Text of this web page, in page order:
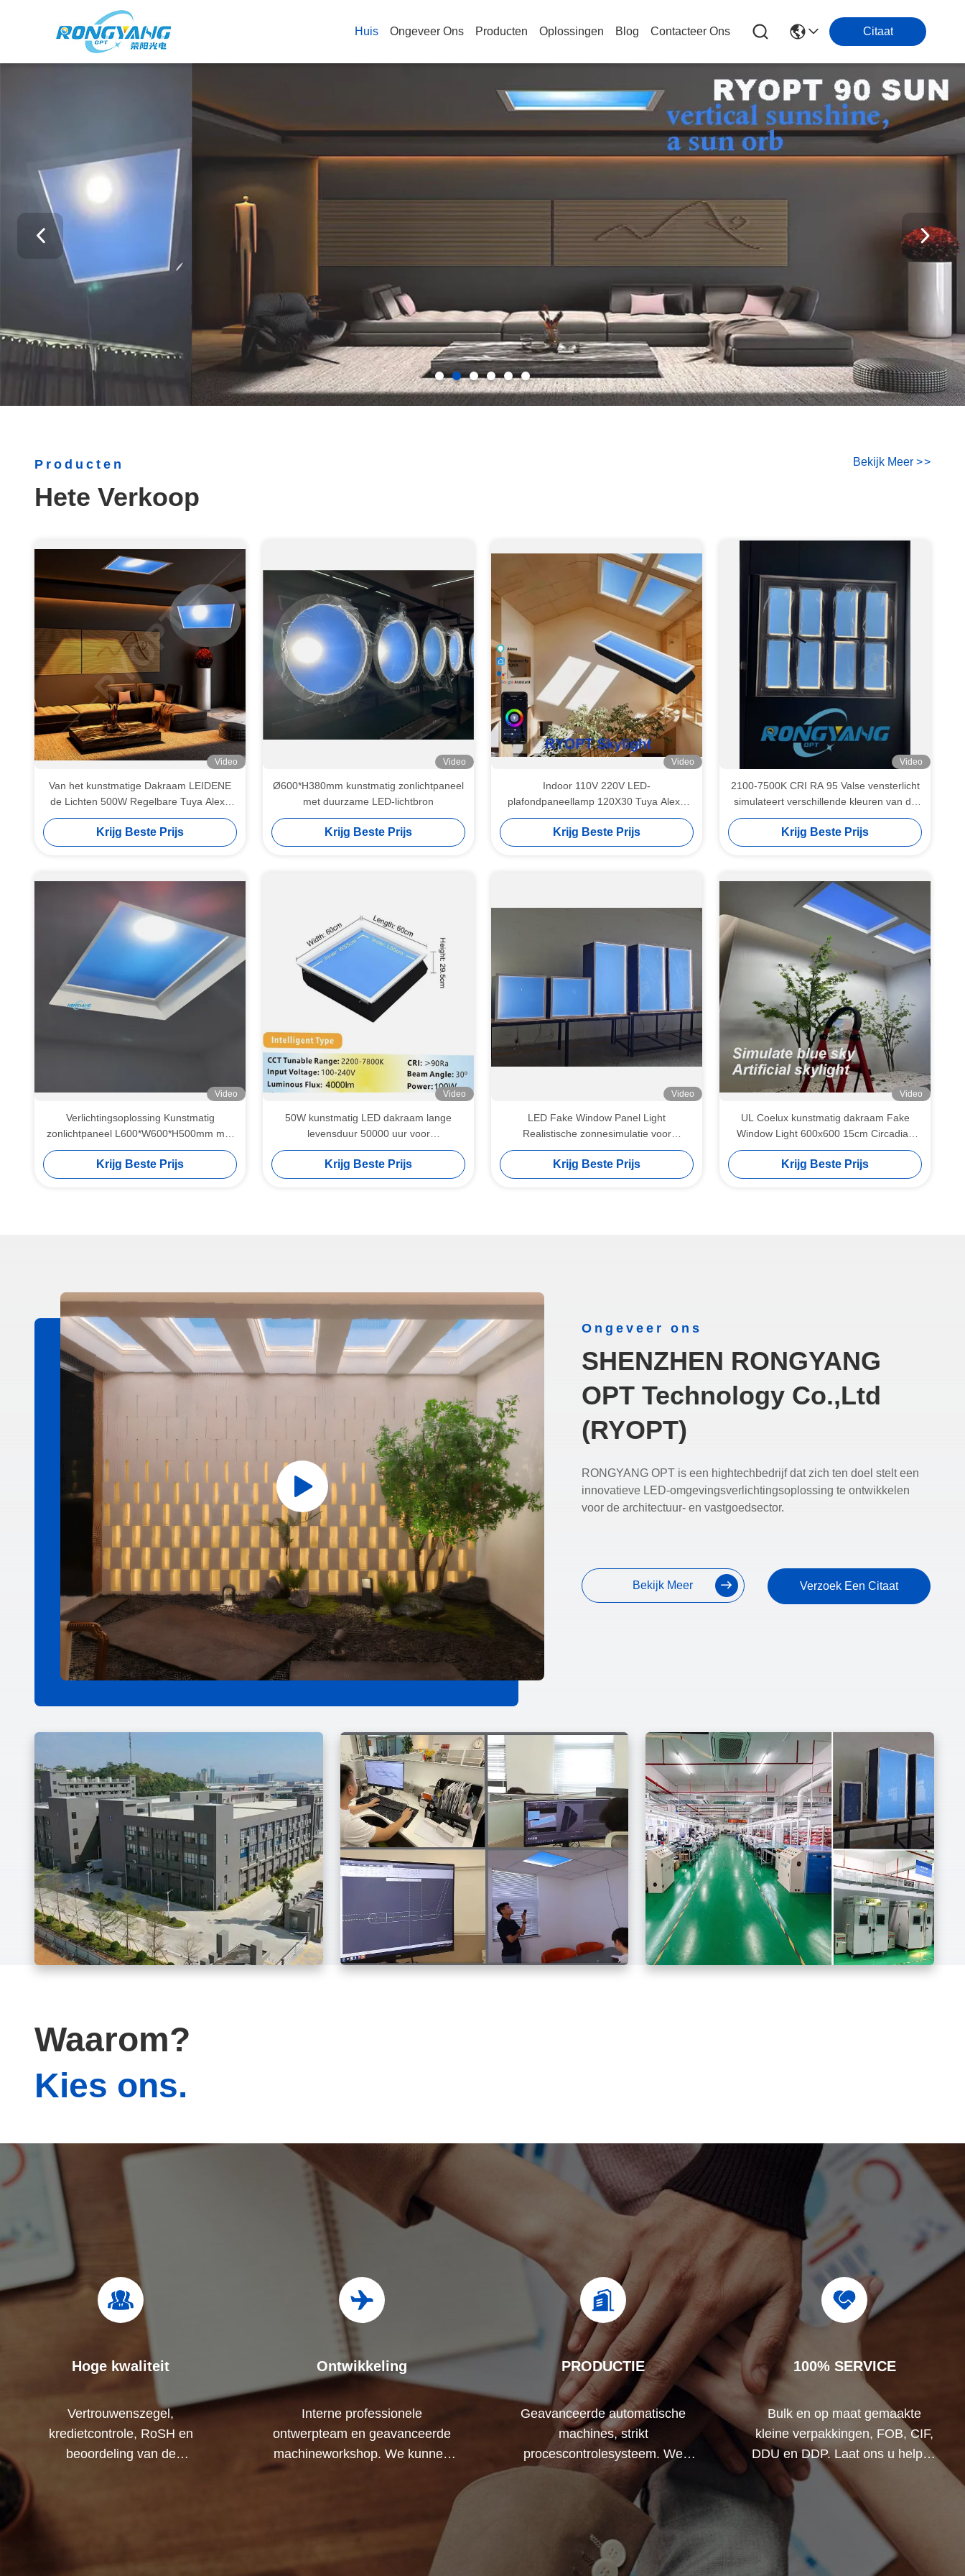
Huis Ongeveer Ons Producten Oplossingen Blog Contacteer Ons Citaat
Producten
Hete Verkoop
Bekijk Meer >>
Video
Van het kunstmatige Dakraam LEIDENE
de Lichten 500W Regelbare Tuya Alexa
Control System Hemelplafond
Krijg Beste Prijs
Video
Ø600*H380mm kunstmatig zonlichtpaneel
met duurzame LED-lichtbron
Krijg Beste Prijs
Video
Indoor 110V 220V LED-
plafondpaneellamp 120X30 Tuya Alexa
Control
Krijg Beste Prijs
Video
2100-7500K CRI RA 95 Valse vensterlicht
simulateert verschillende kleuren van de
dag met circadiane verlichting
Krijg Beste Prijs
Video
Verlichtingsoplossing Kunstmatig
zonlichtpaneel L600*W600*H500mm met
100-240V Spanning en 50000 uur
levensduur
Krijg Beste Prijs
Video
50W kunstmatig LED dakraam lange
levensduur 50000 uur voor
energiebesparende verlichting
Krijg Beste Prijs
Video
LED Fake Window Panel Light
Realistische zonnesimulatie voor
vensterloze kamer
Krijg Beste Prijs
Video
UL Coelux kunstmatig dakraam Fake
Window Light 600x600 15cm Circadian
Lighting
Krijg Beste Prijs
Ongeveer ons
SHENZHEN RONGYANG
OPT Technology Co.,Ltd
(RYOPT)
RONGYANG OPT is een hightechbedrijf dat zich ten doel stelt een
innovatieve LED-omgevingsverlichtingsoplossing te ontwikkelen
voor de architectuur- en vastgoedsector.
Bekijk Meer Verzoek Een Citaat
Waarom?
Kies ons.
Hoge kwaliteit
Vertrouwenszegel,
kredietcontrole, RoSH en
beoordeling van de
kwaliteitscontrolesysteem en een
Ontwikkeling
Interne professionele
ontwerpteam en geavanceerde
machineworkshop. We kunnen
samenwerken om de producten
PRODUCTIE
Geavanceerde automatische
machines, strikt
procescontrolesysteem. We
kunnen alle elektrische klemmen
produceren, verder dan uw
100% SERVICE
Bulk en op maat gemaakte
kleine verpakkingen, FOB, CIF,
DDU en DDP. Laat ons u helpen
de beste oplossing te vinden
voor al uw zorgen.